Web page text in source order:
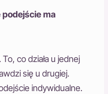
ma
co działa u jednej
się u drugiej.
indywidualne.